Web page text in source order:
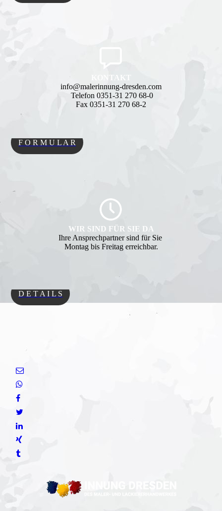
KONTAKT
info@malerinnung-dresden.com
Telefon 0351-31 270 68-0
Fax 0351-31 270 68-2
F O R M U L A R
WIR SIND FÜR SIE DA
Ihre Ansprechpartner sind für Sie
Montag bis Freitag erreichbar.
D E T A I L S